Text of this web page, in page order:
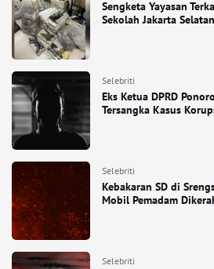
Sengketa Yayasan
Sekolah Jakarta Selatan
Selebriti
Eks Ketua DPRD
Tersangka Kasus
Selebriti
Kebakaran SD di
Mobil Pemadam
Selebriti